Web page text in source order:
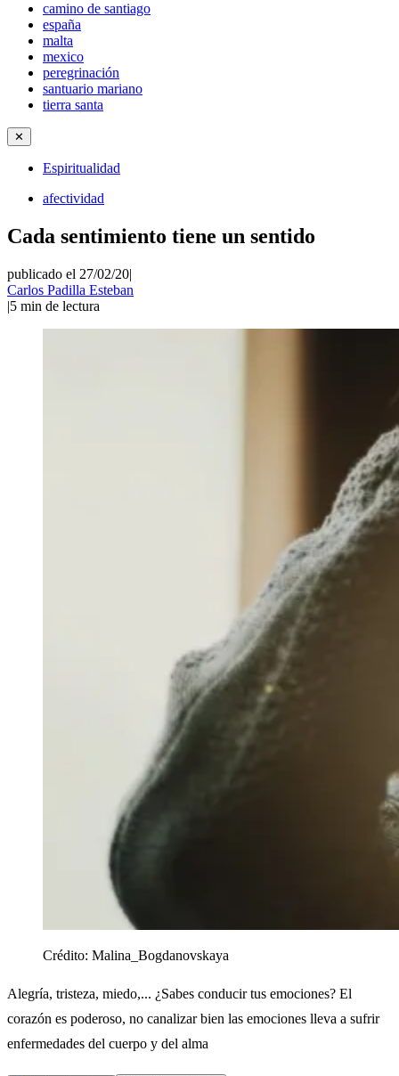
camino de santiago
españa
malta
mexico
peregrinación
santuario mariano
tierra santa
✕
Espiritualidad
afectividad
Cada sentimiento tiene un sentido
publicado el 27/02/20|
Carlos Padilla Esteban
|5 min de lectura
Crédito: Malina_Bogdanovskaya
Alegría, tristeza, miedo,... ¿Sabes conducir tus emociones? El
corazón es poderoso, no canalizar bien las emociones lleva a sufrir
enfermedades del cuerpo y del alma